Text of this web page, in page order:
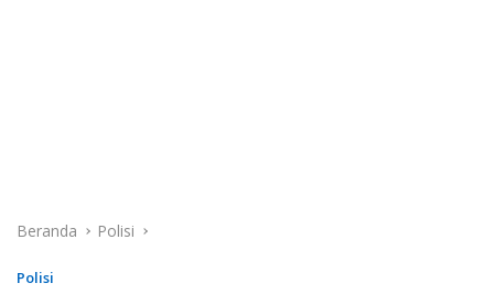
Beranda Polisi
Polisi